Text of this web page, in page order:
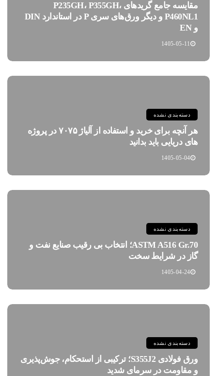
مقایسه جامع گریدهای P235GH، P355GH،
P460NL1 و دیگر ورق‌های سری P در استاندارد DIN
و EN
1405-05-11
دسته‌بندی نشده
هر آنچه برای خرید و استفاده از آلیاژ ۷۰۷۵ در پروژه
های دریایی باید بدانید
1405-05-04
دسته‌بندی نشده
ASTM A516 Gr.70؛ انتخاب بی رقیب صنایع نفت و
گاز در شرایط سخت
1405-04-24
دسته‌بندی نشده
ورق فولادی S355J2؛ ترکیبی از استحکام، جوش‌پذیری
و مقاومت در سرمای شدید